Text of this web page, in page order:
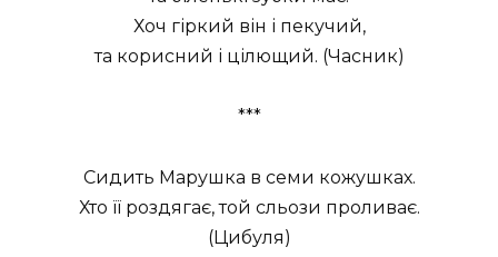
Хоч гіркий він і пекучий,
та корисний і цілющий. (Часник)
***
Сидить Марушка в семи кожушках.
Хто її роздягає, той сльози проливає.
(Цибуля)